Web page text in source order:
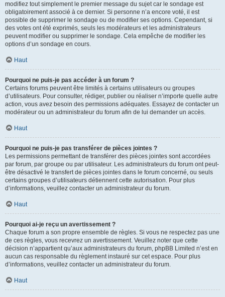
modifiez tout simplement le premier message du sujet car le sondage est
obligatoirement associé à ce dernier. Si personne n’a encore voté, il est
possible de supprimer le sondage ou de modifier ses options. Cependant, si
des votes ont été exprimés, seuls les modérateurs et les administrateurs
peuvent modifier ou supprimer le sondage. Cela empêche de modifier les
options d’un sondage en cours.
Haut
Pourquoi ne puis-je pas accéder à un forum ?
Certains forums peuvent être limités à certains utilisateurs ou groupes
d’utilisateurs. Pour consulter, rédiger, publier ou réaliser n’importe quelle autre
action, vous avez besoin des permissions adéquates. Essayez de contacter un
modérateur ou un administrateur du forum afin de lui demander un accès.
Haut
Pourquoi ne puis-je pas transférer de pièces jointes ?
Les permissions permettant de transférer des pièces jointes sont accordées
par forum, par groupe ou par utilisateur. Les administrateurs du forum ont peut-
être désactivé le transfert de pièces jointes dans le forum concerné, ou seuls
certains groupes d’utilisateurs détiennent cette autorisation. Pour plus
d’informations, veuillez contacter un administrateur du forum.
Haut
Pourquoi ai-je reçu un avertissement ?
Chaque forum a son propre ensemble de règles. Si vous ne respectez pas une
de ces règles, vous recevrez un avertissement. Veuillez noter que cette
décision n’appartient qu’aux administrateurs du forum, phpBB Limited n’est en
aucun cas responsable du règlement instauré sur cet espace. Pour plus
d’informations, veuillez contacter un administrateur du forum.
Haut